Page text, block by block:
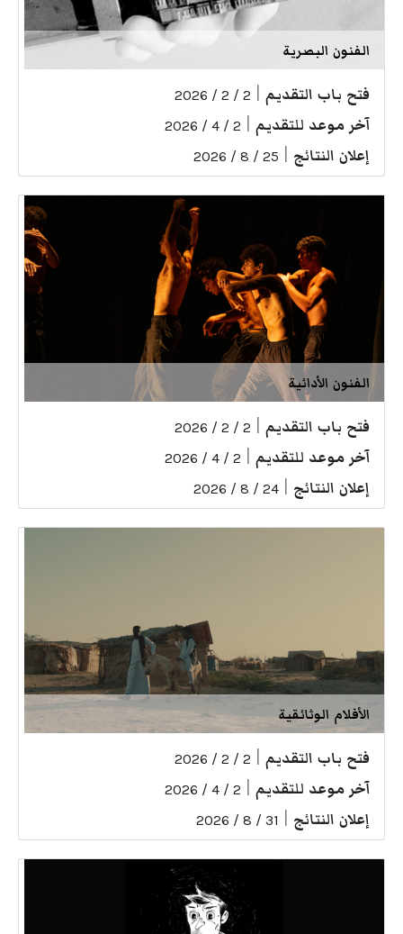
الفنون البصرية
فتح باب التقديم 2 / 2 / 2026
آخر موعد للتقديم 2 / 4 / 2026
إعلان النتائج 25 / 8 / 2026
الفنون الأدائية
فتح باب التقديم 2 / 2 / 2026
آخر موعد للتقديم 2 / 4 / 2026
إعلان النتائج 24 / 8 / 2026
الأفلام الوثائقية
فتح باب التقديم 2 / 2 / 2026
آخر موعد للتقديم 2 / 4 / 2026
إعلان النتائج 31 / 8 / 2026